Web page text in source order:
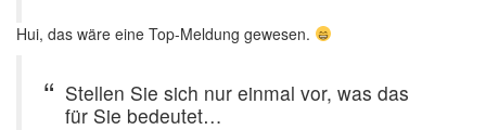
Hui, das wäre eine Top-Meldung gewesen.
Stellen Sie sich nur einmal vor, was das
für Sie bedeutet…